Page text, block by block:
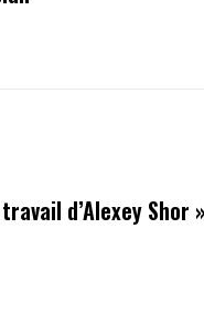
d’Alexey Shor